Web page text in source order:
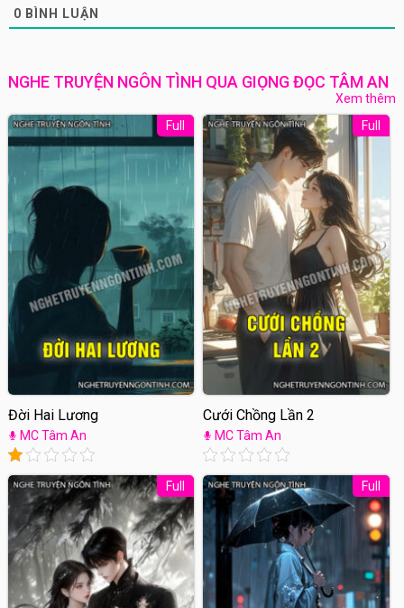
0 BÌNH LUẬN
NGHE TRUYỆN NGÔN TÌNH QUA GIỌNG ĐỌC TÂM AN
Xem thêm
Đời Hai Lương
MC Tâm An
Full
Cưới Chồng Lần 2
MC Tâm An
Full
Full Full